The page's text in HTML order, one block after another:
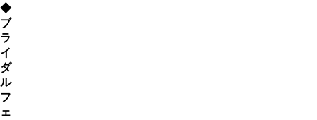
◆
ブ
ラ
イ
ダ
ル
フ
ェ